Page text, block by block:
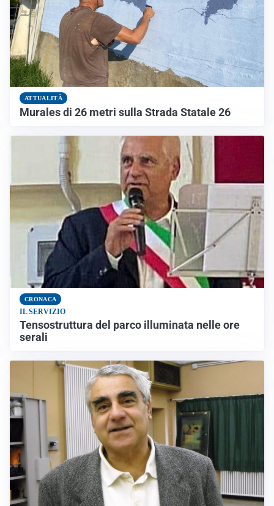
ATTUALITÀ
Murales di 26 metri sulla Strada Statale 26
CRONACA
IL SERVIZIO
Tensostruttura del parco illuminata nelle ore
serali